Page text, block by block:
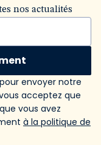
nos actualités
envoyer notre
acceptez que
vous avez
à la politique de